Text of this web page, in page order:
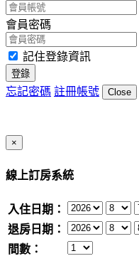
會員密碼
記住登錄資訊
登錄
忘記密碼 註冊帳號 Close
×
線上訂房系統
入住日期：
退房日期：
間數：